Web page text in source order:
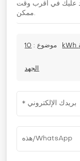
عليك في أقرب وقت
ممكن.
موضوع : 10kWh بطارية تخزين الطاقة القابلة للتكديس عالية
الجهد